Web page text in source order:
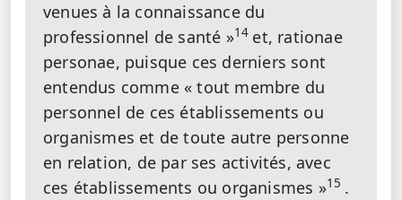
venues à la connaissance du
professionnel de santé »14 et, rationae
personae, puisque ces derniers sont
entendus comme « tout membre du
personnel de ces établissements ou
organismes et de toute autre personne
en relation, de par ses activités, avec
ces établissements ou organismes »15 .